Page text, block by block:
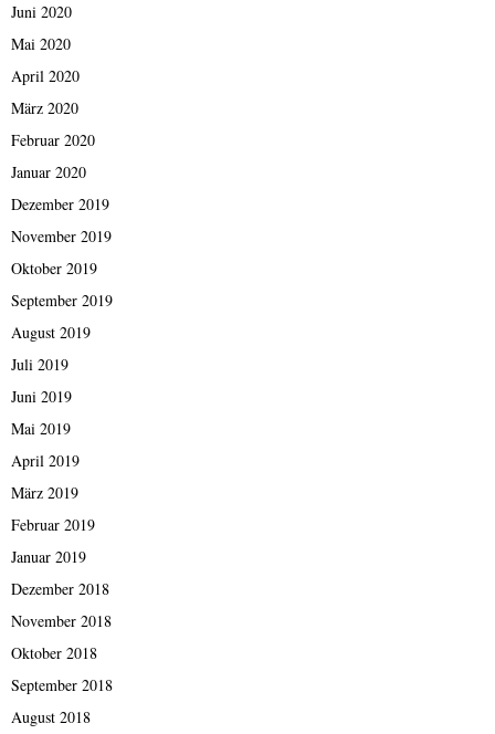
Juni 2020
Mai 2020
April 2020
März 2020
Februar 2020
Januar 2020
Dezember 2019
November 2019
Oktober 2019
September 2019
August 2019
Juli 2019
Juni 2019
Mai 2019
April 2019
März 2019
Februar 2019
Januar 2019
Dezember 2018
November 2018
Oktober 2018
September 2018
August 2018